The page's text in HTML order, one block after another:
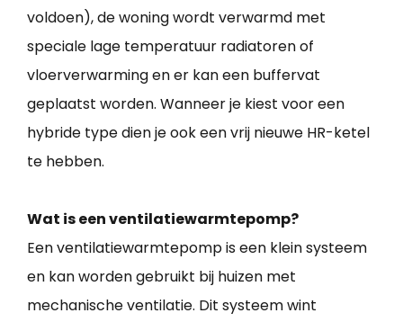
voldoen), de woning wordt verwarmd met
speciale lage temperatuur radiatoren of
vloerverwarming en er kan een buffervat
geplaatst worden. Wanneer je kiest voor een
hybride type dien je ook een vrij nieuwe HR-ketel
te hebben.
Wat is een ventilatiewarmtepomp?
Een ventilatiewarmtepomp is een klein systeem
en kan worden gebruikt bij huizen met
mechanische ventilatie. Dit systeem wint